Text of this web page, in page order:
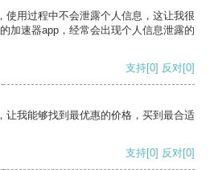
使用过程中不会泄露个人信息，这让我很
加速器app，经常会出现个人信息泄露的
支持[0] 反对[0]
让我能够找到最优惠的价格，买到最合适
支持[0] 反对[0]